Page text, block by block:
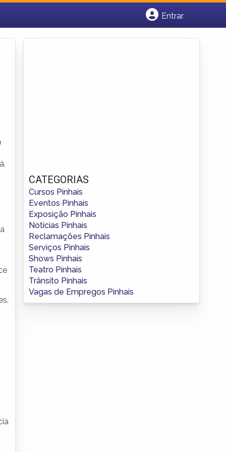
Entrar
CATEGORIAS
Cursos Pinhais
Eventos Pinhais
Exposição Pinhais
Notícias Pinhais
Reclamações Pinhais
Serviços Pinhais
Shows Pinhais
Teatro Pinhais
Trânsito Pinhais
Vagas de Empregos Pinhais